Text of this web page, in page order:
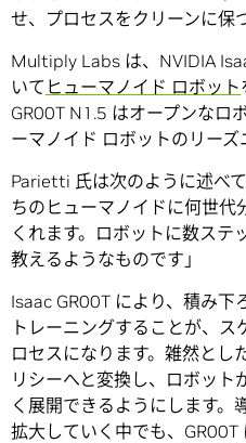
せ、プロセスをクリーンに保
Multiply Labs は、NVIDIA
いて ヒューマノイド ロボット
GR00T N1.5 はオープンなロ
ーマノイド ロボットのリーズ
Parietti 氏は次のように述べ
ちのヒューマノイドに何世代
くれます。ロボットに数ステ
教えるようなものです」
Isaac GR00T により、積み下
トレーニングすることが、
ロセスになります。雑然とし
リシーへと変換し、ロボット
く展開できるようにします。
拡大していく中でも、GR00T